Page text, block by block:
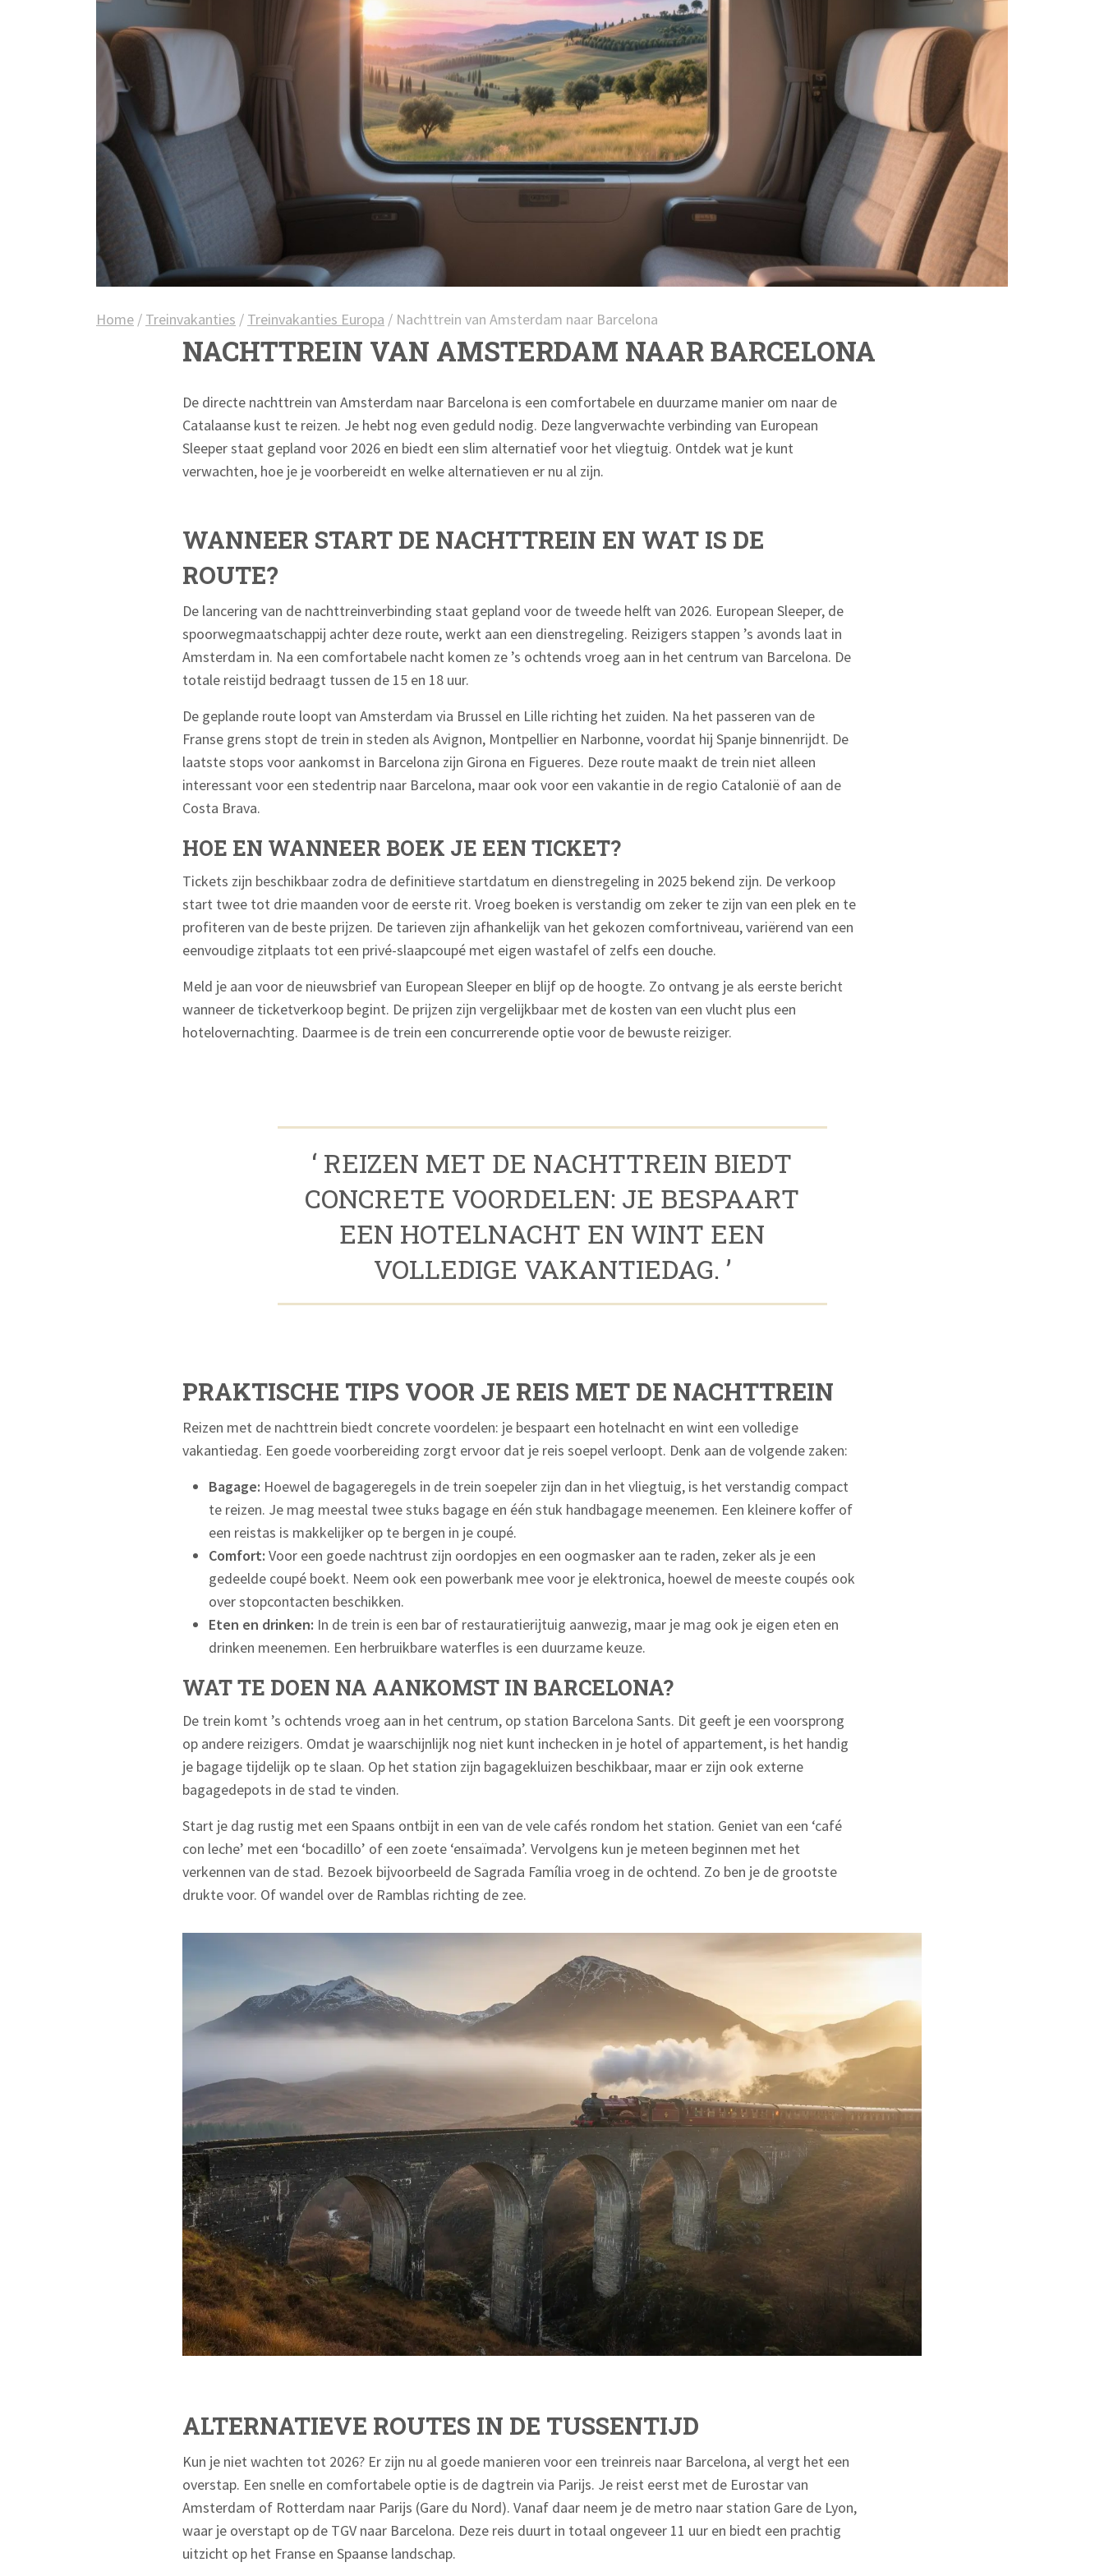
Home / Treinvakanties / Treinvakanties Europa / Nachttrein van Amsterdam naar Barcelona
NACHTTREIN VAN AMSTERDAM NAAR BARCELONA
De directe nachttrein van Amsterdam naar Barcelona is een comfortabele en duurzame manier om naar de
Catalaanse kust te reizen. Je hebt nog even geduld nodig. Deze langverwachte verbinding van European
Sleeper staat gepland voor 2026 en biedt een slim alternatief voor het vliegtuig. Ontdek wat je kunt
verwachten, hoe je je voorbereidt en welke alternatieven er nu al zijn.
WANNEER START DE NACHTTREIN EN WAT IS DE
ROUTE?
De lancering van de nachttreinverbinding staat gepland voor de tweede helft van 2026. European Sleeper, de
spoorwegmaatschappij achter deze route, werkt aan een dienstregeling. Reizigers stappen ’s avonds laat in
Amsterdam in. Na een comfortabele nacht komen ze ’s ochtends vroeg aan in het centrum van Barcelona. De
totale reistijd bedraagt tussen de 15 en 18 uur.
De geplande route loopt van Amsterdam via Brussel en Lille richting het zuiden. Na het passeren van de
Franse grens stopt de trein in steden als Avignon, Montpellier en Narbonne, voordat hij Spanje binnenrijdt. De
laatste stops voor aankomst in Barcelona zijn Girona en Figueres. Deze route maakt de trein niet alleen
interessant voor een stedentrip naar Barcelona, maar ook voor een vakantie in de regio Catalonië of aan de
Costa Brava.
HOE EN WANNEER BOEK JE EEN TICKET?
Tickets zijn beschikbaar zodra de definitieve startdatum en dienstregeling in 2025 bekend zijn. De verkoop
start twee tot drie maanden voor de eerste rit. Vroeg boeken is verstandig om zeker te zijn van een plek en te
profiteren van de beste prijzen. De tarieven zijn afhankelijk van het gekozen comfortniveau, variërend van een
eenvoudige zitplaats tot een privé-slaapcoupé met eigen wastafel of zelfs een douche.
Meld je aan voor de nieuwsbrief van European Sleeper en blijf op de hoogte. Zo ontvang je als eerste bericht
wanneer de ticketverkoop begint. De prijzen zijn vergelijkbaar met de kosten van een vlucht plus een
hotelovernachting. Daarmee is de trein een concurrerende optie voor de bewuste reiziger.
‘ REIZEN MET DE NACHTTREIN BIEDT
CONCRETE VOORDELEN: JE BESPAART
EEN HOTELNACHT EN WINT EEN
VOLLEDIGE VAKANTIEDAG. ’
PRAKTISCHE TIPS VOOR JE REIS MET DE NACHTTREIN
Reizen met de nachttrein biedt concrete voordelen: je bespaart een hotelnacht en wint een volledige
vakantiedag. Een goede voorbereiding zorgt ervoor dat je reis soepel verloopt. Denk aan de volgende zaken:
Bagage: Hoewel de bagageregels in de trein soepeler zijn dan in het vliegtuig, is het verstandig compact
te reizen. Je mag meestal twee stuks bagage en één stuk handbagage meenemen. Een kleinere koffer of
een reistas is makkelijker op te bergen in je coupé.
Comfort: Voor een goede nachtrust zijn oordopjes en een oogmasker aan te raden, zeker als je een
gedeelde coupé boekt. Neem ook een powerbank mee voor je elektronica, hoewel de meeste coupés ook
over stopcontacten beschikken.
Eten en drinken: In de trein is een bar of restauratierijtuig aanwezig, maar je mag ook je eigen eten en
drinken meenemen. Een herbruikbare waterfles is een duurzame keuze.
WAT TE DOEN NA AANKOMST IN BARCELONA?
De trein komt ’s ochtends vroeg aan in het centrum, op station Barcelona Sants. Dit geeft je een voorsprong
op andere reizigers. Omdat je waarschijnlijk nog niet kunt inchecken in je hotel of appartement, is het handig
je bagage tijdelijk op te slaan. Op het station zijn bagagekluizen beschikbaar, maar er zijn ook externe
bagagedepots in de stad te vinden.
Start je dag rustig met een Spaans ontbijt in een van de vele cafés rondom het station. Geniet van een ‘café
con leche’ met een ‘bocadillo’ of een zoete ‘ensaïmada’. Vervolgens kun je meteen beginnen met het
verkennen van de stad. Bezoek bijvoorbeeld de Sagrada Família vroeg in de ochtend. Zo ben je de grootste
drukte voor. Of wandel over de Ramblas richting de zee.
ALTERNATIEVE ROUTES IN DE TUSSENTIJD
Kun je niet wachten tot 2026? Er zijn nu al goede manieren voor een treinreis naar Barcelona, al vergt het een
overstap. Een snelle en comfortabele optie is de dagtrein via Parijs. Je reist eerst met de Eurostar van
Amsterdam of Rotterdam naar Parijs (Gare du Nord). Vanaf daar neem je de metro naar station Gare de Lyon,
waar je overstapt op de TGV naar Barcelona. Deze reis duurt in totaal ongeveer 11 uur en biedt een prachtig
uitzicht op het Franse en Spaanse landschap.